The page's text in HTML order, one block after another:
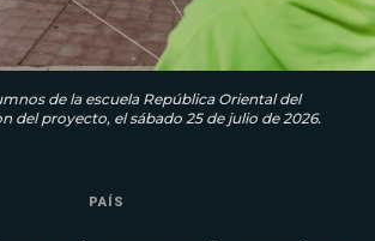
de la escuela República Oriental del
del proyecto, el sábado 25 de julio de 2026.
PAÍS